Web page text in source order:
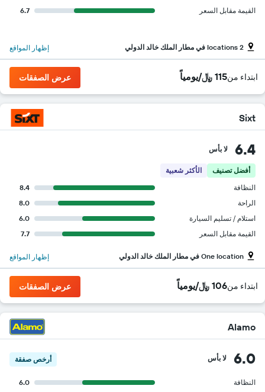
القيمة مقابل السعر
6.7
2 locations في مطار الملك خالد الدولي إظهار المواقع
ابتداء من115 ﷼/يومياً عرض الصفقات
Sixt
6.4 لا بأس
أفضل تصنيف
الأكثر شعبية
النظافة
8.4
الراحة
8.0
استلام / تسليم السيارة
6.0
القيمة مقابل السعر
7.7
One location في مطار الملك خالد الدولي إظهار المواقع
ابتداء من106 ﷼/يومياً عرض الصفقات
Alamo
6.0 لا بأس أرخص صفقة
النظافة
6.0